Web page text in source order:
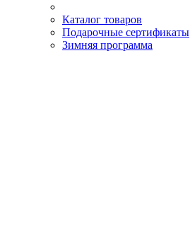
Каталог товаров
Подарочные сертификаты
Зимняя программа